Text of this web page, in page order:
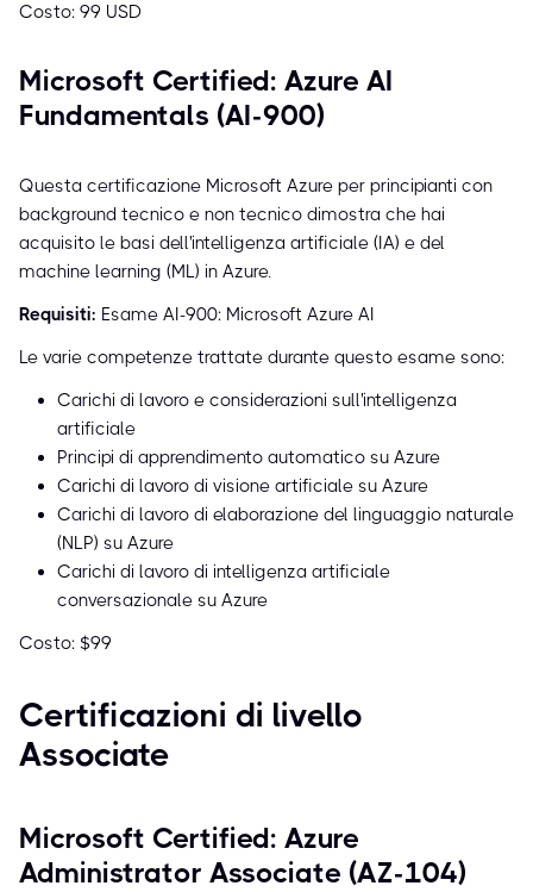
Costo: 99 USD
Microsoft Certified: Azure AI
Fundamentals (AI-900)
Questa certificazione Microsoft Azure per principianti con
background tecnico e non tecnico dimostra che hai
acquisito le basi dell'intelligenza artificiale (IA) e del
machine learning (ML) in Azure.
Requisiti: Esame AI-900: Microsoft Azure AI
Le varie competenze trattate durante questo esame sono:
Carichi di lavoro e considerazioni sull'intelligenza
artificiale
Principi di apprendimento automatico su Azure
Carichi di lavoro di visione artificiale su Azure
Carichi di lavoro di elaborazione del linguaggio naturale
(NLP) su Azure
Carichi di lavoro di intelligenza artificiale
conversazionale su Azure
Costo: $99
Certificazioni di livello
Associate
Microsoft Certified: Azure
Administrator Associate (AZ-104)